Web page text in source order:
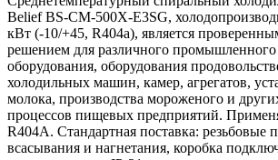
Belief BS-CM-500X-E3SG,
кВт (-10/+45, R404a), является
решением для различного промышленного
оборудования, оборудования
холодильных машин, камер, агрегатов,
молока, производства мороженого и
процессов пищевых предприятий.
R404A. Стандартная поставка: резьбовые
всасывания и нагнетания, коробка